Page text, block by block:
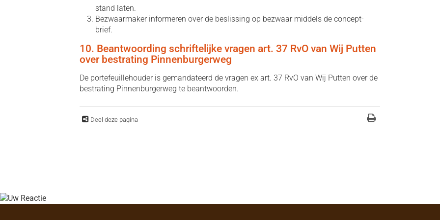
stand laten.
Bezwaarmaker informeren over de beslissing op bezwaar middels de concept-
brief.
10. Beantwoording schriftelijke vragen art. 37 RvO van Wij Putten
over bestrating Pinnenburgerweg
De portefeuillehouder is gemandateerd de vragen ex art. 37 RvO van Wij Putten over de
bestrating Pinnenburgerweg te beantwoorden.
Deel deze pagina